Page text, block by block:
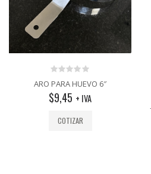
0
out
of
5
ARO PARA HUEVO 6″
$9,45 + IVA
COTIZAR